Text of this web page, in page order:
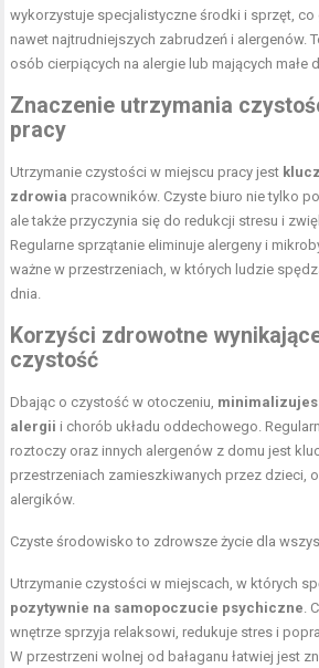
wykorzystuje specjalistyczne środki i sprzęt, co
nawet najtrudniejszych zabrudzeń i alergenów.
osób cierpiących na alergie lub mających małe
Znaczenie utrzymania
pracy
Utrzymanie czystości w miejscu pracy jest
zdrowia pracowników. Czyste biuro nie tylko
ale także przyczynia się do redukcji stresu i
Regularne sprzątanie eliminuje alergeny i
ważne w przestrzeniach, w których ludzie
dnia.
Korzyści zdrowotne
czystość
Dbając o czystość w otoczeniu,
alergii i chorób układu oddechowego.
roztoczy oraz innych alergenów z domu jest
przestrzeniach zamieszkiwanych przez dzieci,
alergików.
Czyste środowisko to zdrowsze życie dla
Utrzymanie czystości w miejscach, w których
pozytywnie na samopoczucie psychiczne .
wnętrze sprzyja relaksowi, redukuje stres i
W przestrzeni wolnej od bałaganu łatwiej jest